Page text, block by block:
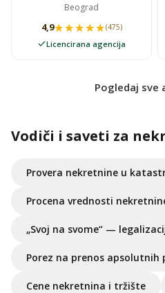
Beograd
4,9★★★★★
★★★★★(475)
Licencirana agencija
Pogledaj sve
Vodiči i saveti za
Provera nekretnine u
Procena vrednosti
„Svoj na svome“ —
Porez na prenos apsolutnih
Cene nekretnina i tržište